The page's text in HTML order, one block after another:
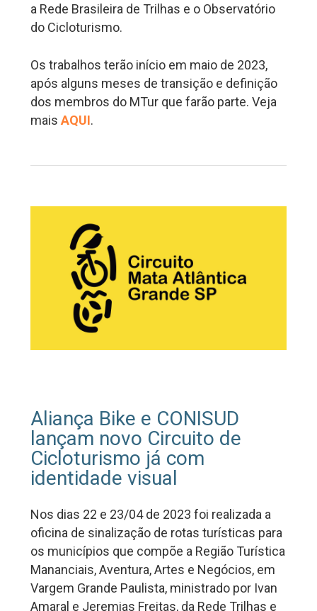
a Rede Brasileira de Trilhas e o Observatório
do Cicloturismo.
Os trabalhos terão início em maio de 2023,
após alguns meses de transição e definição
dos membros do MTur que farão parte. Veja
mais AQUI.
Aliança Bike e CONISUD
lançam novo Circuito de
Cicloturismo já com
identidade visual
Nos dias 22 e 23/04 de 2023 foi realizada a
oficina de sinalização de rotas turísticas para
os municípios que compõe a Região Turística
Mananciais, Aventura, Artes e Negócios, em
Vargem Grande Paulista, ministrado por Ivan
Amaral e Jeremias Freitas, da Rede Trilhas e